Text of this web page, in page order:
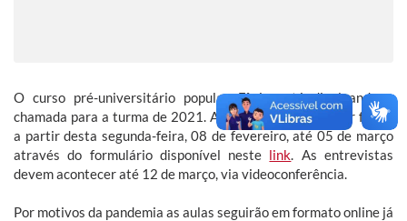
O curso pré-universitário popular Fênix está divulgando a
chamada para a turma de 2021. As inscrições podem ser feitas
a partir desta segunda-feira, 08 de fevereiro, até 05 de março
através do formulário disponível neste link. As entrevistas
devem acontecer até 12 de março, via videoconferência.
Por motivos da pandemia as aulas seguirão em formato online já